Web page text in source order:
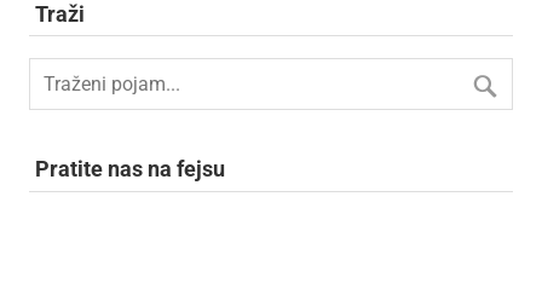
Traži
Pratite nas na fejsu